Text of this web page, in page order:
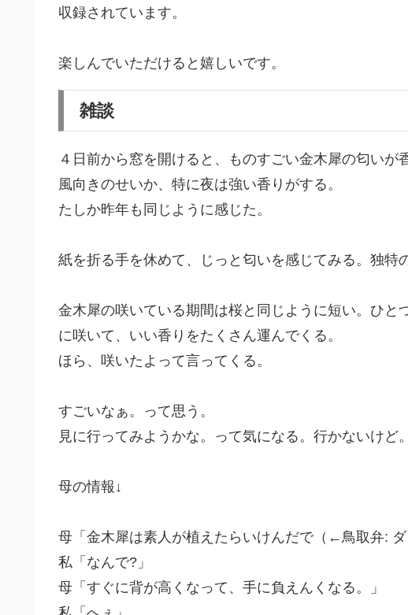
収録されています。
楽しんでいただけると嬉しいです。
雑談
４日前から窓を開けると、ものすごい金木犀の匂いが
風向きのせいか、特に夜は強い香りがする。
たしか昨年も同じように感じた。
紙を折る手を休めて、じっと匂いを感じてみる。独特
金木犀の咲いている期間は桜と同じように短い。ひと
に咲いて、いい香りをたくさん運んでくる。
ほら、咲いたよって言ってくる。
すごいなぁ。って思う。
見に行ってみようかな。って気になる。行かないけど
母の情報↓
母「金木犀は素人が植えたらいけんだで（←鳥取弁: ダ
私「なんで?」
母「すぐに背が高くなって、手に負えんくなる。」